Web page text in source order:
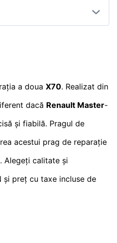
a doua X70. Realizat din
dacă Renault Master-
și fiabilă. Pragul de
acestui prag de reparație
Alegeți calitate și
și preț cu taxe incluse de